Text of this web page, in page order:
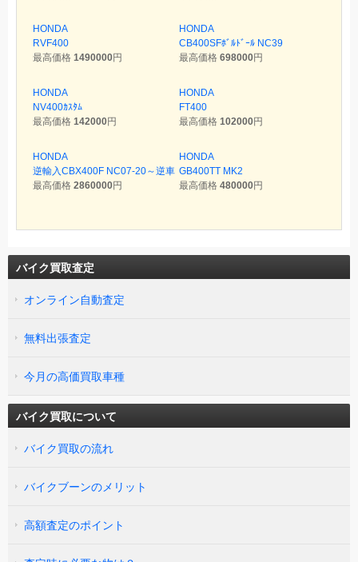
HONDA
RVF400
最高価格 1490000円
HONDA
CB400SFﾎﾞﾙﾄﾞｰﾙ NC39
最高価格 698000円
HONDA
NV400ｶｽﾀﾑ
最高価格 142000円
HONDA
FT400
最高価格 102000円
HONDA
逆輸入CBX400F NC07-20～逆車
最高価格 2860000円
HONDA
GB400TT MK2
最高価格 480000円
バイク買取査定
オンライン自動査定
無料出張査定
今月の高価買取車種
バイク買取について
バイク買取の流れ
バイクブーンのメリット
高額査定のポイント